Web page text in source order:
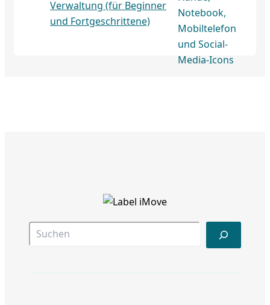
Verwaltung (für Beginner
und Fortgeschrittene)